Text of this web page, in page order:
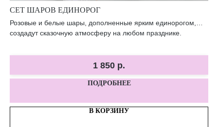
СЕТ ШАРОВ ЕДИНОРОГ
Розовые и белые шары, дополненные ярким единорогом,
создадут сказочную атмосферу на любом празднике.
1 850 р.
ПОДРОБНЕЕ
В КОРЗИНУ